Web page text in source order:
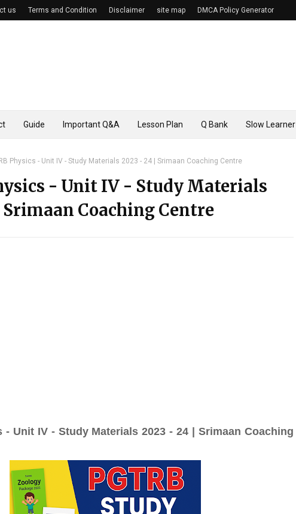
us Terms and Condition Disclaimer site map DMCA Policy Generator
Guide Important Q&A Lesson Plan Q Bank Slow Learner
Physics - Unit IV - Study Materials 2023 - 24 | Srimaan Coaching Centre
- Unit IV - Study Materials
Srimaan Coaching Centre
- Unit IV - Study Materials 2023 - 24 | Srimaan Coaching